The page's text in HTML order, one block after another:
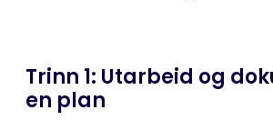
Trinn 1: Utarbeid og
en plan